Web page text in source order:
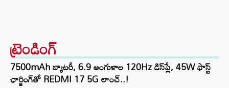
ట్రెండింగ్‌
7500mAh బ్యాటరీ, 6.9 అంగుళాల 120Hz డిస్‌ప్లే, 45W ఫాస్ట్
ఛార్జింగ్‌తో REDMI 17 5G లాంచ్..!